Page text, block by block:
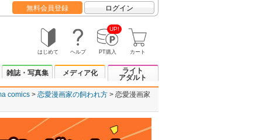
無料会員登録 ログイン
はじめて ヘルプ
UP!
PT購入 カート
雑誌・写真集 メディア化
ライト
アダルト
comics 恋愛漫画家の飼われ方
恋愛漫画家